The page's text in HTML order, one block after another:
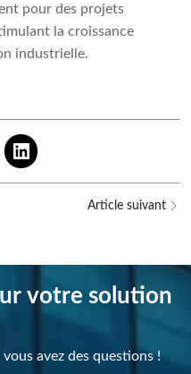
pour des projets
la croissance
industrielle.
Article suivant
votre solution
avez des questions !